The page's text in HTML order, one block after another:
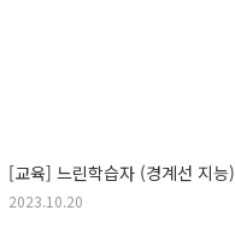
[교육] 느린학습자 (경계선 지능)
2023.10.20